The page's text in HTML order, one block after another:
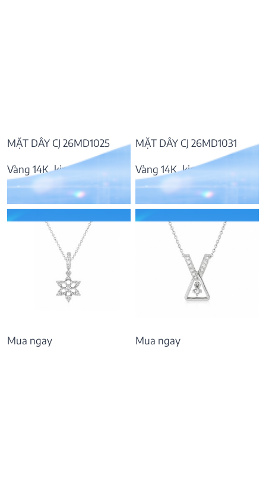
MẶT DÂY CJ 26MD1025
Vàng 14K, kim cương
8.866.000₫
MẶT DÂY CJ 26MD1031
Vàng 14K, kim cương
8.271.000₫
Mua ngay Mua ngay